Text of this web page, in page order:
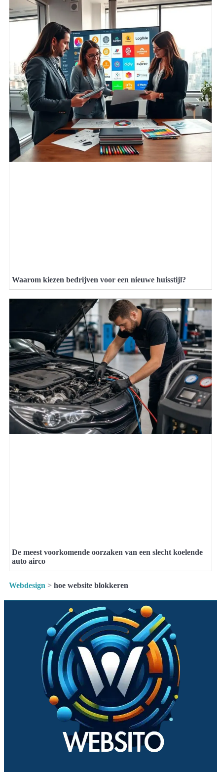
Waarom kiezen bedrijven voor een nieuwe huisstijl?
De meest voorkomende oorzaken van een slecht koelende
auto airco
Webdesign > hoe website blokkeren